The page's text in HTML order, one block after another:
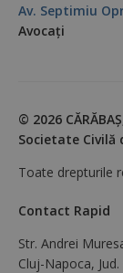
Av. Septimiu
Avocaţi
© 2026
Societate Civilă
Toate drepturile
Contact Rapid
Str. Andrei
Cluj-Napoca, Jud.